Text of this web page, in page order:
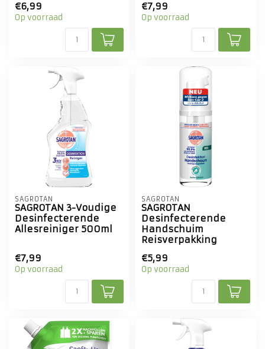
€6,99
Op voorraad
€7,99
Op voorraad
SAGROTAN
SAGROTAN 3-Voudige
Desinfecterende
Allesreiniger 500ml
€7,99
Op voorraad
SAGROTAN
SAGROTAN
Desinfecterende
Handschuim
Reisverpakking
€5,99
Op voorraad